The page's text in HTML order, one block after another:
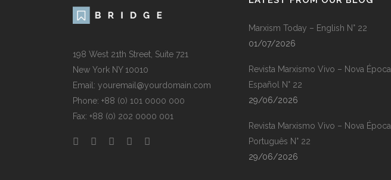
198 West 21th Street, Suite 721
New York NY 10010
Email: youremail@yourdomain.com
Phone: +88 (0) 101 0000 000
Fax: +88 (0) 202 0000 001
Marxism Today – English N° 22
01/07/2026
Revista Marxismo Vivo – Nova Época
Español N° 22
29/06/2026
Revista Marxismo Vivo – Nova Época
Português N° 22
29/06/2026